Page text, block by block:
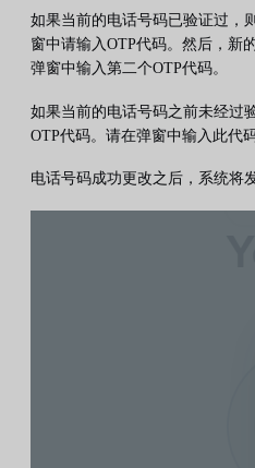
如果当前的电话号码已验证过，
窗中请输入OTP代码。然后，新
弹窗中输入第二个OTP代码。
如果当前的电话号码之前未经过
OTP代码。请在弹窗中输入此代码
电话号码成功更改之后，系统将